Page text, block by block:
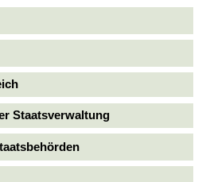
Staatsverwaltung